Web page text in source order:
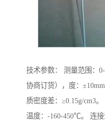
技术参数： 测量范围：0-
协商订货），度：
质密度差：≥0.15g/cm3
温度：-160-450℃。 连